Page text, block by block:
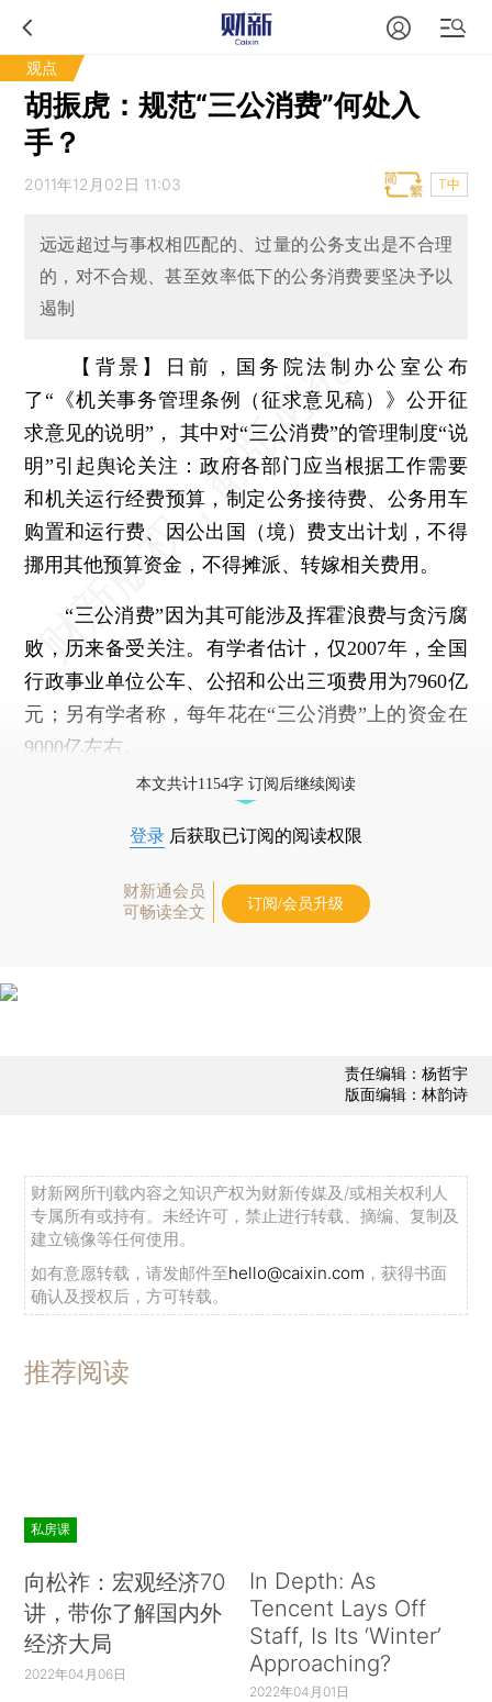
观点
胡振虎：规范“三公消费”何处入
手？
2011年12月02日 11:03 T中
远远超过与事权相匹配的、过量的公务支出是不合理
的，对不合规、甚至效率低下的公务消费要坚决予以
遏制
【背景】
日前，国务院法制办公室公布
了“《机关事务管理条例（征求意见稿）》公开征
求意见的说明”， 其中对“三公消费”的管理制度“说
明”引起舆论关注：政府各部门应当根据工作需要
和机关运行经费预算，制定公务接待费、公务用车
购置和运行费、因公出国（境）费支出计划，不得
挪用其他预算资金，不得摊派、转嫁相关费用。
“三公消费”因为其可能涉及挥霍浪费与贪污腐
败，历来备受关注。有学者估计，仅2007年，全国
行政事业单位公车、公招和公出三项费用为7960亿
元；另有学者称，每年花在“三公消费”上的资金在
9000亿左右。
本文共计1154字 订阅后继续阅读
登录 后获取已订阅的阅读权限
财新通会员
可畅读全文
订阅/会员升级
责任编辑：杨哲宇
版面编辑：林韵诗
财新网所刊载内容之知识产权为财新传媒及/或相关权利人
专属所有或持有。未经许可，禁止进行转载、摘编、复制及
建立镜像等任何使用。
如有意愿转载，请发邮件至hello@caixin.com ，获得书面
确认及授权后，方可转载。
推荐阅读
私房课
向松祚：宏观经济70
讲，带你了解国内外
经济大局
2022年04月06日
In Depth: As
Tencent Lays Off
Staff, Is Its ‘Winter’
Approaching?
2022年04月01日